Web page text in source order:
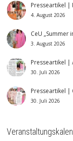
Presseartikel |
4. August 2026
CeU „Summer
3. August 2026
Presseartikel |
30. Juli 2026
Presseartikel |
30. Juli 2026